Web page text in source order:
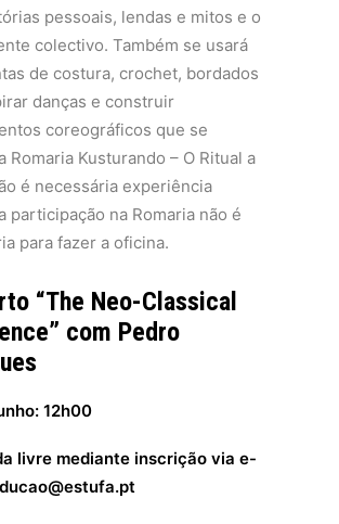
pessoais, lendas e mitos e o
colectivo. Também se usará
de costura, crochet, bordados
danças e construir
coreográficos que se
Romaria Kusturando – O Ritual a
é necessária experiência
participação na Romaria não é
para fazer a oficina.
“The Neo-Classical
com Pedro
12h00
livre mediante inscrição via e-